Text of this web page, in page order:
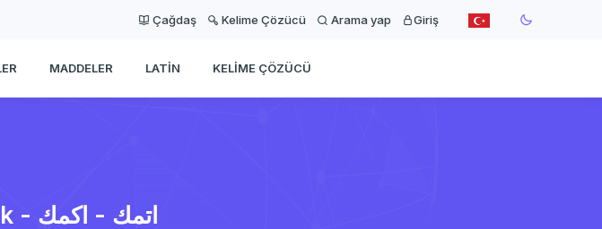
Çağdaş Kelime Çözücü Arama yap Giriş
MADDELER LATIN KELIME ÇÖZÜCÜ
Ekmek - Etmek - اتمك - اكمك